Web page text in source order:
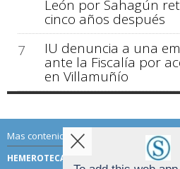
León por Sahagún
cinco años después
7
IU denuncia a una
ante la Fiscalía por
en Villamuñío
Mas contenido de Sahagún Digital:
HEMEROTECA